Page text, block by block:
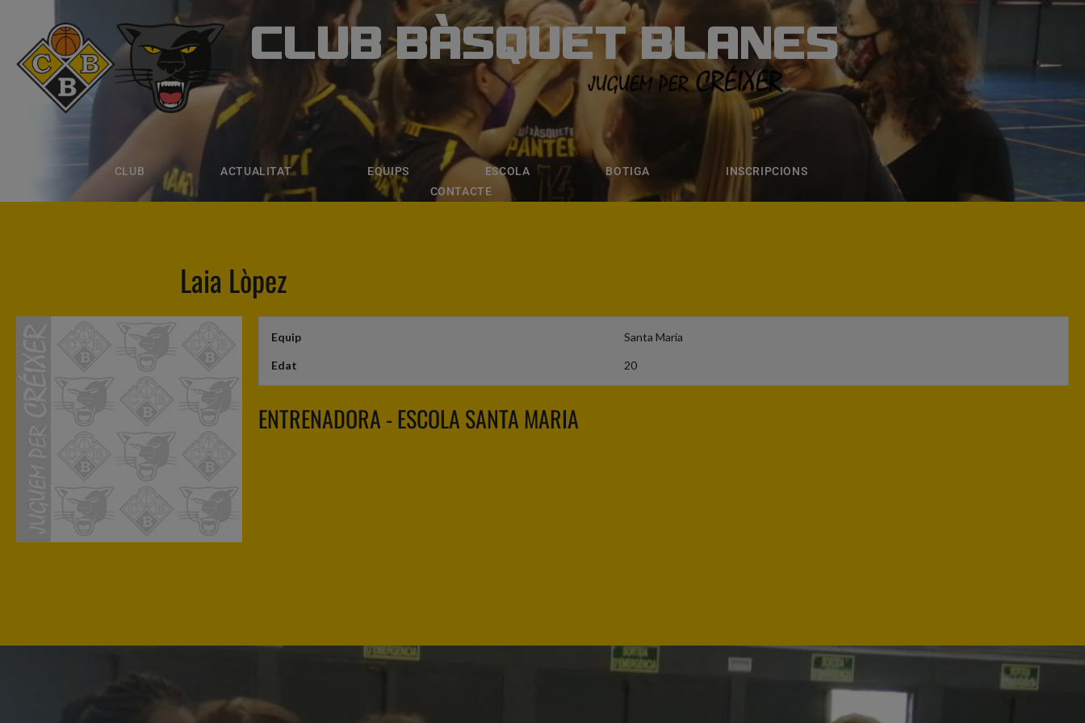
CLUB BÀSQUET BLANES
CLUB ACTUALITAT EQUIPS ESCOLA BOTIGA
INSCRIPCIONS
CONTACTE
CLUB BÀSQUET BLANES
ACTUALITAT ESCOLA BOTIGA INSCRIPCIONS
Laia Lòpez
Equip Santa Maria
Edat 20
ENTRENADORA - ESCOLA SANTA MARIA